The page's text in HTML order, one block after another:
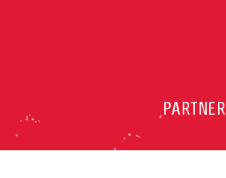
PARTNER